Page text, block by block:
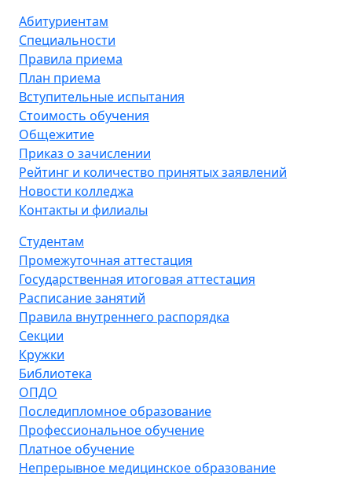
Абитуриентам
Специальности
Правила приема
План приема
Вступительные испытания
Стоимость обучения
Общежитие
Приказ о зачислении
Рейтинг и количество принятых заявлений
Новости колледжа
Контакты и филиалы
Студентам
Промежуточная аттестация
Государственная итоговая аттестация
Расписание занятий
Правила внутреннего распорядка
Секции
Кружки
Библиотека
ОПДО
Последипломное образование
Профессиональное обучение
Платное обучение
Непрерывное медицинское образование